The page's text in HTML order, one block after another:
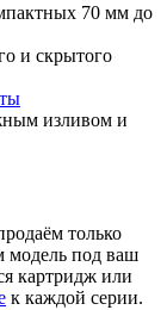
70 мм до
и скрытого
изливом и
только
модель под ваш
картридж или
к каждой серии.